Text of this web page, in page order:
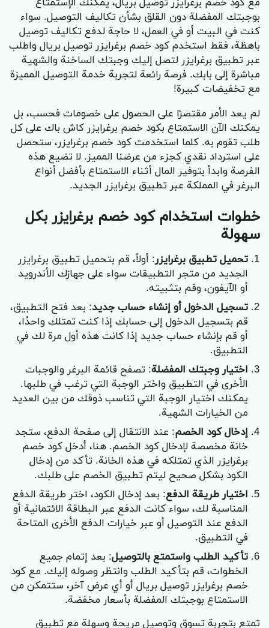
مع كود خصم برغرايزر توصيل بريال، يمكنك الإستمتاع
بوجبتك المفضلة دون القلق بشأن تكاليف التوصيل. سواء
كنت في البيت أو في العمل، لا حاجة لدفع تكاليف توصيل
باهظة، فقط استخدم كود خصم برغرايزر توصيل بريال واطلب
عبر تطبيق برغرايزر لتصل إليك وجبتك الساخنة والشهية
مباشرة إلى بابك. فرصة رائعة لتجربة خدمة التوصيل المميزة
مع تخفيضات كبيرة!
لم يعد الأمر مقتصرًا على الحصول على خصومات فحسب، بل
يمكنك الآن الاستمتاع بكود خصم برغرايزر كاش باك على كل
طلب تقوم به. كلما استخدمت كود خصم برغرايزر، ستحصل
على استرداد نقدي كجزء من عرضنا المميز. لا تضيع هذه
الفرصة وابدأ بتوفير المال أثناء الاستمتاع بأفضل أنواع
البرغر في المملكة عبر تطبيق برغرايزر الجديد.
خطوات استخدام كود خصم برغرايزر بكل
سهولة
تحميل تطبيق برغرايزر: أولاً، قم بتحميل تطبيق برغرايزر
الجديد من متجر التطبيقات سواء على جهازك الأندرويد
أو الآيفون، وقم بتثبيته.
تسجيل الدخول أو إنشاء حساب جديد: بعد فتح التطبيق،
قم بتسجيل الدخول إلى حسابك إذا كنت تمتلك واحدًا،
أو قم بإنشاء حساب جديد إذا كانت هذه أول مرة لك في
التطبيق.
اختيار وجبتك المفضلة: تصفح قائمة البرغر والوجبات
الأخرى في التطبيق واختر الوجبة التي ترغب في طلبها.
يمكنك اختيار الوجبة التي تناسب ذوقك من بين العديد
من الخيارات الشهية.
إدخال كود الخصم: عند الانتقال إلى صفحة الدفع، ستجد
خانة مخصصة لإدخال كود الخصم. هنا، أدخل كود خصم
برغرايزر الذي تمتلكه في هذه الخانة. تأكد من إدخال
الكود بشكل صحيح ليتم تطبيق الخصم على طلبك.
اختيار طريقة الدفع: بعد إدخال الكود، اختر طريقة الدفع
المناسبة لك، سواء كانت الدفع عبر البطاقة الائتمانية أو
الدفع عند التوصيل أو عبر خيارات الدفع الأخرى المتاحة
في التطبيق.
تأكيد الطلب واستمتع بالتوصيل: بعد إتمام جميع
الخطوات، قم بتأكيد الطلب وانتظر وصوله إليك. مع كود
خصم برغرايزر توصيل بريال أو أي عرض آخر، ستتمكن من
الاستمتاع بوجبتك المفضلة بأسعار مخفضة.
تمتع بتجربة تسوق وتوصيل مريحة وسهلة مع تطبيق